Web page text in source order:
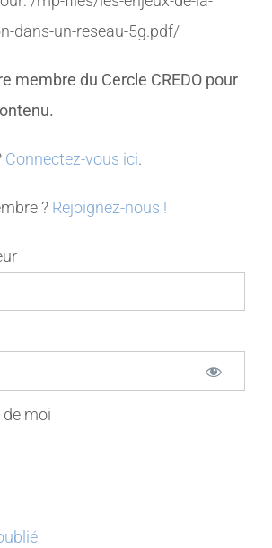
dans-un-reseau-5g.pdf/
membre du Cercle CREDO pour
Connectez-vous ici.
? Rejoignez-nous !
moi